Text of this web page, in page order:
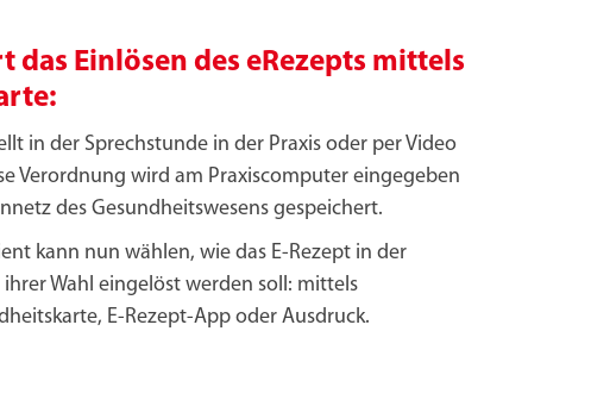
Einlösen des eRezepts mittels
in der Sprechstunde in der Praxis oder per Video
Verordnung wird am Praxiscomputer eingegeben
des Gesundheitswesens gespeichert.
kann nun wählen, wie das E-Rezept in der
Wahl eingelöst werden soll: mittels
E-Rezept-App oder Ausdruck.